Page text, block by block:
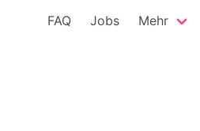
FAQ Jobs Mehr